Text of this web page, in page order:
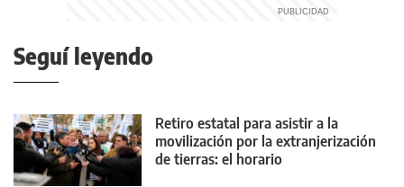
Seguí leyendo
Retiro estatal para asistir a la
movilización por la extranjerización
de tierras: el horario